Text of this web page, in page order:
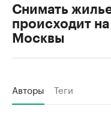
Снимать
происходит
Москвы
Авторы Теги